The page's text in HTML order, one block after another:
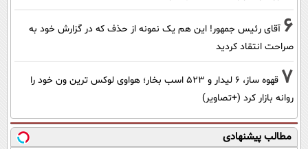
6 آقای رئیس جمهور! این هم یک نمونه از حذف که در گزارش خود به
صراحت انتقاد کردید
7
قهوه ساز، 6 لیدار و 523 اسب بخار؛ هواوی لوکس ترین ون خود را
روانه بازار کرد (+تصاویر)
مطالب پیشنهادی